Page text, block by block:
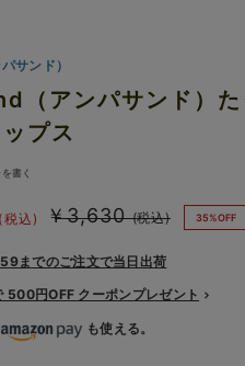
サンド）
（アンパサンド）た
プス
書く
￥3,630 (税込)
(税込) 35%OFF
までのご注文で当日出荷
500円OFF クーポンプレゼント
も使える。